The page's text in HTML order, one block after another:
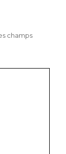
champs